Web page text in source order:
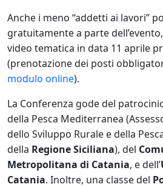
Anche i meno “addetti ai lavori”
gratuitamente a parte
video tematica in data 11 aprile
(prenotazione dei posti
modulo online).
La Conferenza gode del
della Pesca Mediterranea
dello Sviluppo Rurale e della
della Regione Siciliana), del
Metropolitana di Catania, e dell’
Catania. Inoltre, una classe del